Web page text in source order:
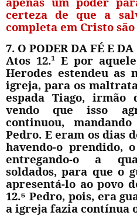
certeza de que a
completa em Cristo
7. O PODER DA FÉ E
Atos 12.¹ E por
Herodes estendeu as
igreja, para os
espada Tiago, irmão
vendo que isso
continuou,
Pedro. E eram os dias
havendo-o prendido,
entregando-o a
soldados, para que o
apresentá-lo ao povo
12.⁵ Pedro, pois, era
a igreja fazia contínua